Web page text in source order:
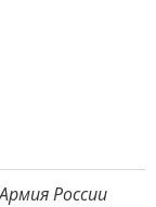
Армия России